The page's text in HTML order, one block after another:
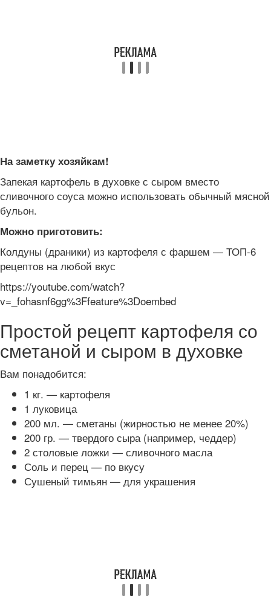
На заметку хозяйкам!
Запекая картофель в духовке с сыром вместо
сливочного соуса можно использовать обычный мясной
бульон.
Можно приготовить:
Колдуны (драники) из картофеля с фаршем — ТОП-6
рецептов на любой вкус
https://youtube.com/watch?
v=_fohasnf6gg%3Ffeature%3Doembed
Простой рецепт картофеля со
сметаной и сыром в духовке
Вам понадобится:
1 кг. — картофеля
1 луковица
200 мл. — сметаны (жирностью не менее 20%)
200 гр. — твердого сыра (например, чеддер)
2 столовые ложки — сливочного масла
Соль и перец — по вкусу
Сушеный тимьян — для украшения